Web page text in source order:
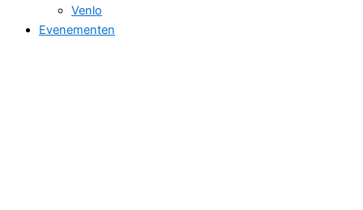
Venlo
Evenementen